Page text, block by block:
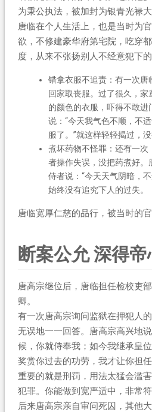
为秉公执法，被加封为银青光禄大
唐临在个人生活上，也是当时为
欲，不修建豪华府第宅院，吃穿
度，从来不张扬别人不经意犯下的
错拿衣服不追责：有一次
回家取丧服。过了很久，
的颜色的衣服，吓得不敢
说：“今天我气色不顺，不
服了。”就这样轻轻揭过，没
煮坏药物不怪罪：还有一
者操作失误，没把药煮好
侍者说：“今天天气阴暗，
始终没有追究下人的过失。
唐临宽厚仁慈的品行，被当时的
断案公允 深得帝
唐高宗继位后，唐临担任检校吏
卿。
有一次唐高宗询问监狱在押犯人
无误地一一回答。唐高宗高兴地
候，你就侍奉我；如今我继承皇
奖赏你过去的功劳，我才让你担
重要的就是刑罚，用法太猛会滥
犯罪。你能做到宽严适中，非常
后来唐高宗亲自审问死囚，其他